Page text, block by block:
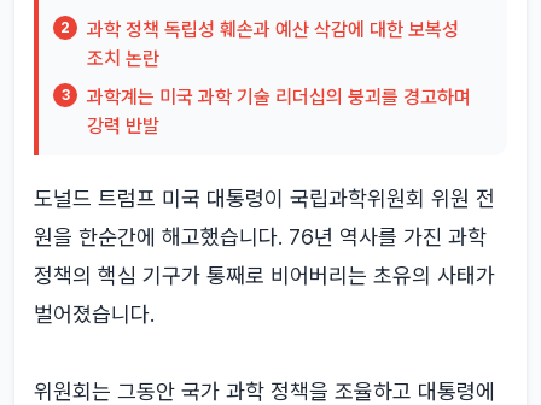
2
과학 정책 독립성 훼손과 예산 삭감에 대한 보복성
조치 논란
3
과학계는 미국 과학 기술 리더십의 붕괴를 경고하며
강력 반발
도널드 트럼프 미국 대통령이 국립과학위원회 위원 전
원을 한순간에 해고했습니다. 76년 역사를 가진 과학
정책의 핵심 기구가 통째로 비어버리는 초유의 사태가
벌어졌습니다.
위원회는 그동안 국가 과학 정책을 조율하고 대통령에